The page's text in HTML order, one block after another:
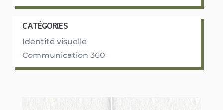
CATÉGORIES
Identité visuelle
Communication 360